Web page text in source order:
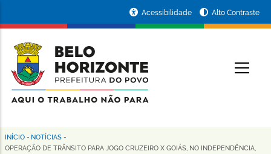
conteúdo
principal
da
Prefeitura
de
Horizonte
Acessibilidade Alto Contraste
Trilha
INÍCIO - NOTÍCIAS -
OPERAÇÃO DE TRÂNSITO PARA JOGO CRUZEIRO X GOIÁS, NO INDEPENDÊNCIA,